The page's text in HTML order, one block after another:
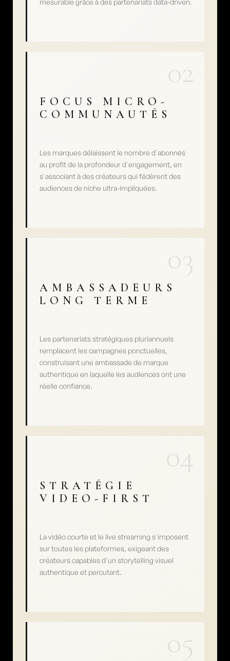
FOCUS MICRO-
COMMUNAUTÉS
Les marques délaissent le nombre d'abonnés
au profit de la profondeur d'engagement, en
s'associant à des créateurs qui fédèrent des
audiences de niche ultra-impliquées.
AMBASSADEURS
LONG TERME
Les partenariats stratégiques pluriannuels
remplacent les campagnes ponctuelles,
construisant une ambassade de marque
authentique en laquelle les audiences ont une
réelle confiance.
04
STRATÉGIE
VIDEO-FIRST
La vidéo courte et le live streaming s'imposent
sur toutes les plateformes, exigeant des
créateurs capables d'un storytelling visuel
authentique et percutant.